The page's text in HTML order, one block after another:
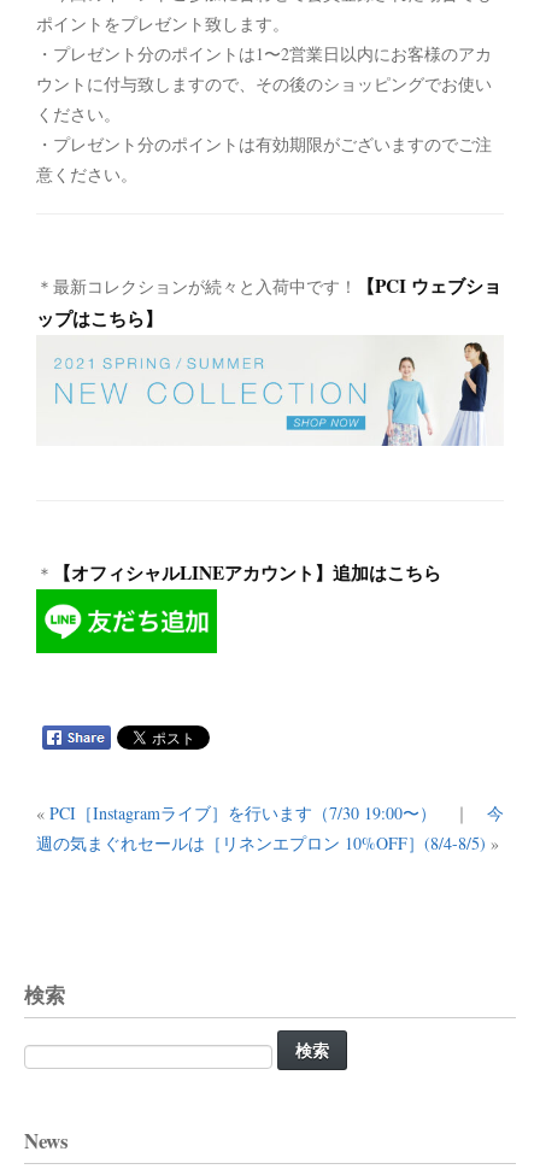
ポイントをプレゼント致します。
・プレゼント分のポイントは1〜2営業日以内にお客様のアカ
ウントに付与致しますので、その後のショッピングでお使い
ください。
・プレゼント分のポイントは有効期限がございますのでご注
意ください。
＊最新コレクションが続々と入荷中です！
【PCI ウェブショ
ップはこちら】
＊ 【オフィシャルLINEアカウント】追加はこちら
« PCI［Instagramライブ］を行います（7/30 19:00〜） ｜ 今
週の気まぐれセールは［リネンエプロン 10%OFF］(8/4-8/5) »
検索
検
索:
News